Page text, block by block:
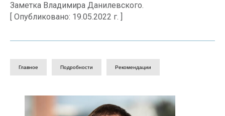
Заметка Владимира Данилевского.
[ Опубликовано: 19.05.2022 г. ]
Главное Подробности Рекомендации